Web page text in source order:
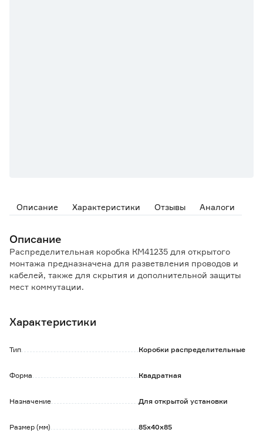
Описание Характеристики Отзывы Аналоги
Описание
Распределительная коробка КМ41235 для открытого
монтажа предназначена для разветвления проводов и
кабелей, также для скрытия и дополнительной защиты
мест коммутации.
жестких и гофрированных труб.
также во влажных и пыльных помещениях.
Характеристики
Тип Коробки распределительные
Форма Квадратная
Назначение Для открытой установки
Размер (мм) 85х40х85